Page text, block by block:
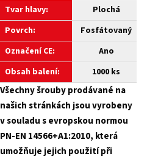
Tvar hlavy:
Plochá
Povrch:
Fosfátovaný
Označení CE:
Ano
Obsah balení:
1000 ks
Všechny šrouby prodávané na
našich stránkách jsou vyrobeny
v souladu s evropskou normou
PN-EN 14566+A1:2010, která
umožňuje jejich použití při